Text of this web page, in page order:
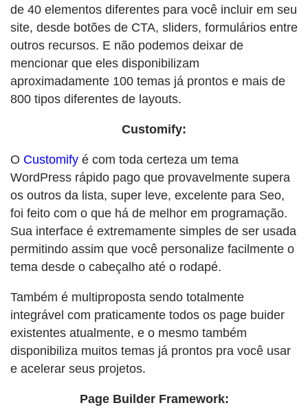
de 40 elementos diferentes para você incluir em seu
site, desde botões de CTA, sliders, formulários entre
outros recursos. E não podemos deixar de
mencionar que eles disponibilizam
aproximadamente 100 temas já prontos e mais de
800 tipos diferentes de layouts.
Customify:
O Customify é com toda certeza um tema
WordPress rápido pago que provavelmente supera
os outros da lista, super leve, excelente para Seo,
foi feito com o que há de melhor em programação.
Sua interface é extremamente simples de ser usada
permitindo assim que você personalize facilmente o
tema desde o cabeçalho até o rodapé.
Também é multiproposta sendo totalmente
integrável com praticamente todos os page buider
existentes atualmente, e o mesmo também
disponibiliza muitos temas já prontos pra você usar
e acelerar seus projetos.
Page Builder Framework: